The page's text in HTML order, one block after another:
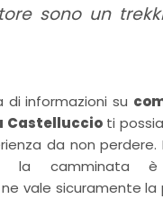
sono un
di informazioni su
Castelluccioti
da non
la camminata è
vale sicuramente la